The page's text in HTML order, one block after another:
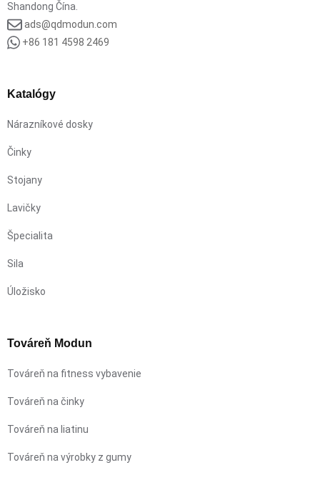
Shandong Čína.
ads@qdmodun.com
+86 181 4598 2469
Katalógy
Nárazníkové dosky
Činky
Stojany
Lavičky
Špecialita
Sila
Úložisko
Továreň Modun
Továreň na fitness vybavenie
Továreň na činky
Továreň na liatinu
Továreň na výrobky z gumy